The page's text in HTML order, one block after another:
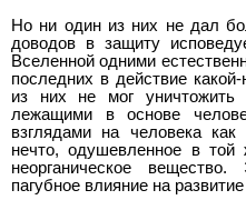
Но ни один из них не дал
доводов в защиту
Вселенной одними
последних в действие
из них не мог уничтожить
лежащими в основе
взглядами на человека
нечто, одушевленное в
неорганическое
пагубное влияние на